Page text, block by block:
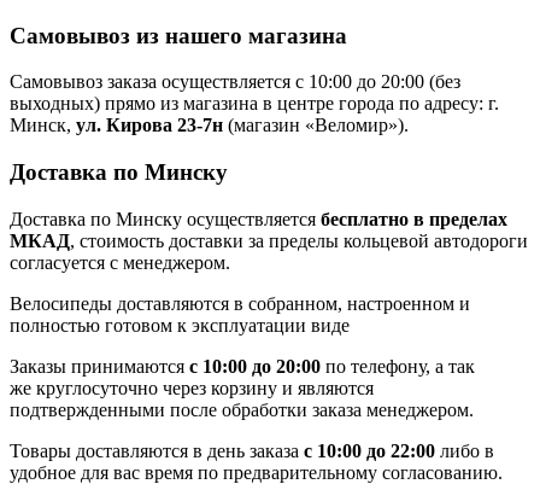
Самовывоз из нашего магазина
Самовывоз заказа осуществляется с 10:00 до 20:00 (без
выходных) прямо из магазина в центре города по адресу: г.
Минск, ул. Кирова 23-7н (магазин «Веломир»).
Доставка по Минску
Доставка по Минску осуществляется бесплатно в пределах
МКАД, стоимость доставки за пределы кольцевой автодороги
согласуется с менеджером.
Велосипеды доставляются в собранном, настроенном и
полностью готовом к эксплуатации виде
Заказы принимаются с 10:00 до 20:00 по телефону, а так
же круглосуточно через корзину и являются
подтвержденными после обработки заказа менеджером.
Товары доставляются в день заказа с 10:00 до 22:00 либо в
удобное для вас время по предварительному согласованию.